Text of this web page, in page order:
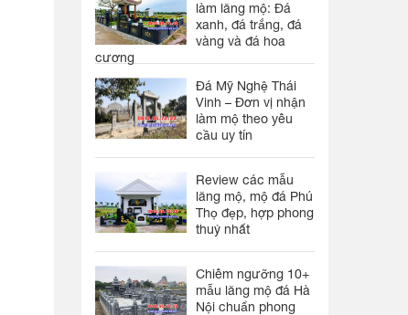
làm lăng mộ: Đá
xanh, đá trắng, đá
vàng và đá hoa
cương
Đá Mỹ Nghệ Thái
Vinh – Đơn vị nhận
làm mộ theo yêu
cầu uy tín
Review các mẫu
lăng mộ, mộ đá Phú
Thọ đẹp, hợp phong
thuỷ nhất
Chiêm ngưỡng 10+
mẫu lăng mộ đá Hà
Nội chuẩn phong